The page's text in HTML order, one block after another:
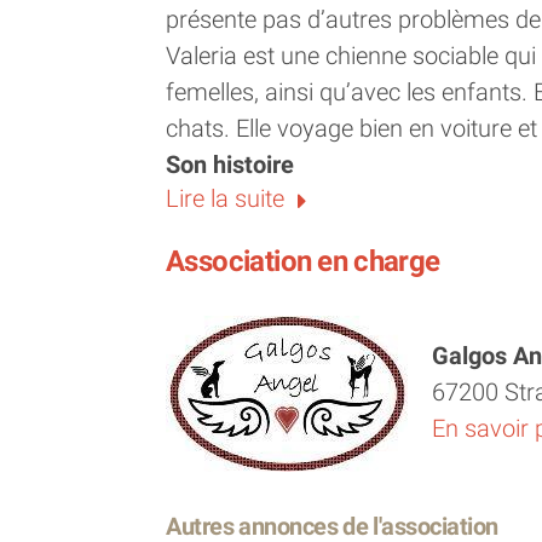
présente pas d’autres problèmes
Valeria est une chienne sociable
femelles, ainsi qu’avec les
chats. Elle voyage bien en voiture
Son histoire
Valeria a été retrouvée abandonnée
repères.
Elle est arrivée au refuge en avril
stabilité qu’elle mérite.
Son caractère et son quotidien
Valeria est une chienne très
moments de complicité et les
C’est une chienne agréable à vivre,
Lire la suite
Association en charge
Galgos
67200
En savoir
Autres annonces de l'association